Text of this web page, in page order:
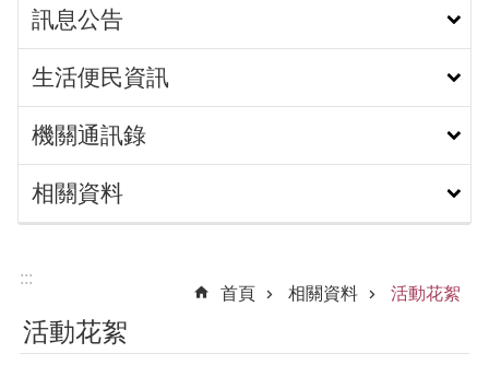
訊息公告
生活便民資訊
機關通訊錄
相關資料
:::
首頁
相關資料 活動花絮
活動花絮